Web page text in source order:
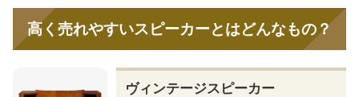
高く売れやすいスピーカーとはどんなもの？
ヴィンテージスピーカー